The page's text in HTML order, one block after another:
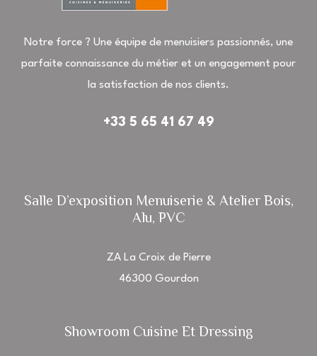
Notre force ? Une équipe de menuisiers passionnés, une
parfaite connaissance du métier et un engagement pour
la satisfaction de nos clients.
+33 5 65 41 67 49
Salle D’exposition Menuiserie & Atelier Bois,
Alu, PVC
ZA La Croix de Pierre
46300 Gourdon
Showroom Cuisine Et Dressing